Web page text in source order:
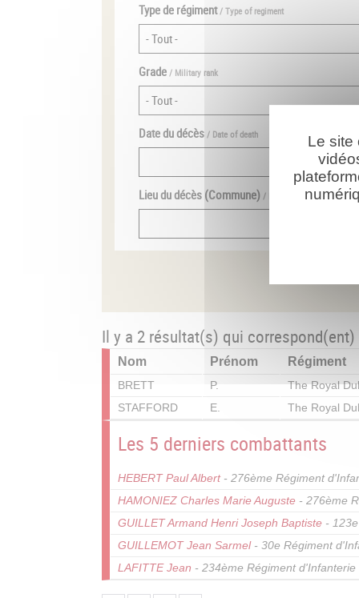
Type de régiment / Type of regiment
Grade / Military rank
Date du décès / Date of death
Lieu du décès (Commune) / Place of death
Il y a 2 résultat(s) qui
Nom Prénom Régiment
BRETT P. The Royal
STAFFORD
E. The Royal
Les 5 derniers combattants
HEBERT Paul Albert- 276ème Régiment
HAMONIEZ Charles Marie Auguste - 276ème
GUILLET Armand Henri Joseph Baptiste -
GUILLEMOT Jean Sarmel- 30e Régiment
LAFITTE Jean - 234ème Régiment d'Infanterie
Le site